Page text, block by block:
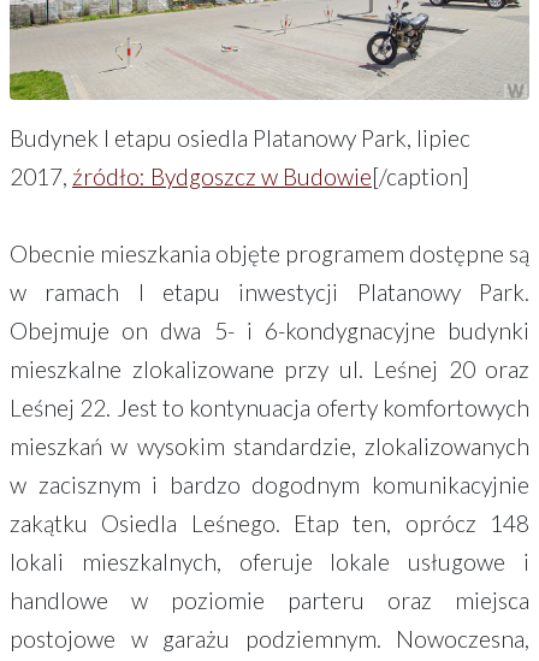
Budynek I etapu osiedla Platanowy Park, lipiec
2017, źródło: Bydgoszcz w Budowie[/caption]
Obecnie mieszkania objęte programem dostępne są
w ramach I etapu inwestycji Platanowy Park.
Obejmuje on dwa 5- i 6-kondygnacyjne budynki
mieszkalne zlokalizowane przy ul. Leśnej 20 oraz
Leśnej 22. Jest to kontynuacja oferty komfortowych
mieszkań w wysokim standardzie, zlokalizowanych
w zacisznym i bardzo dogodnym komunikacyjnie
zakątku Osiedla Leśnego. Etap ten, oprócz 148
lokali mieszkalnych, oferuje lokale usługowe i
handlowe w poziomie parteru oraz miejsca
postojowe w garażu podziemnym. Nowoczesna,